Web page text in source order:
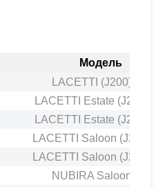
Модель
LACETTI (J200) 1.8
LACETTI Estate (J200)
LACETTI Estate (J200)
LACETTI Saloon (J200)
LACETTI Saloon (J200)
NUBIRA Saloon 1.8